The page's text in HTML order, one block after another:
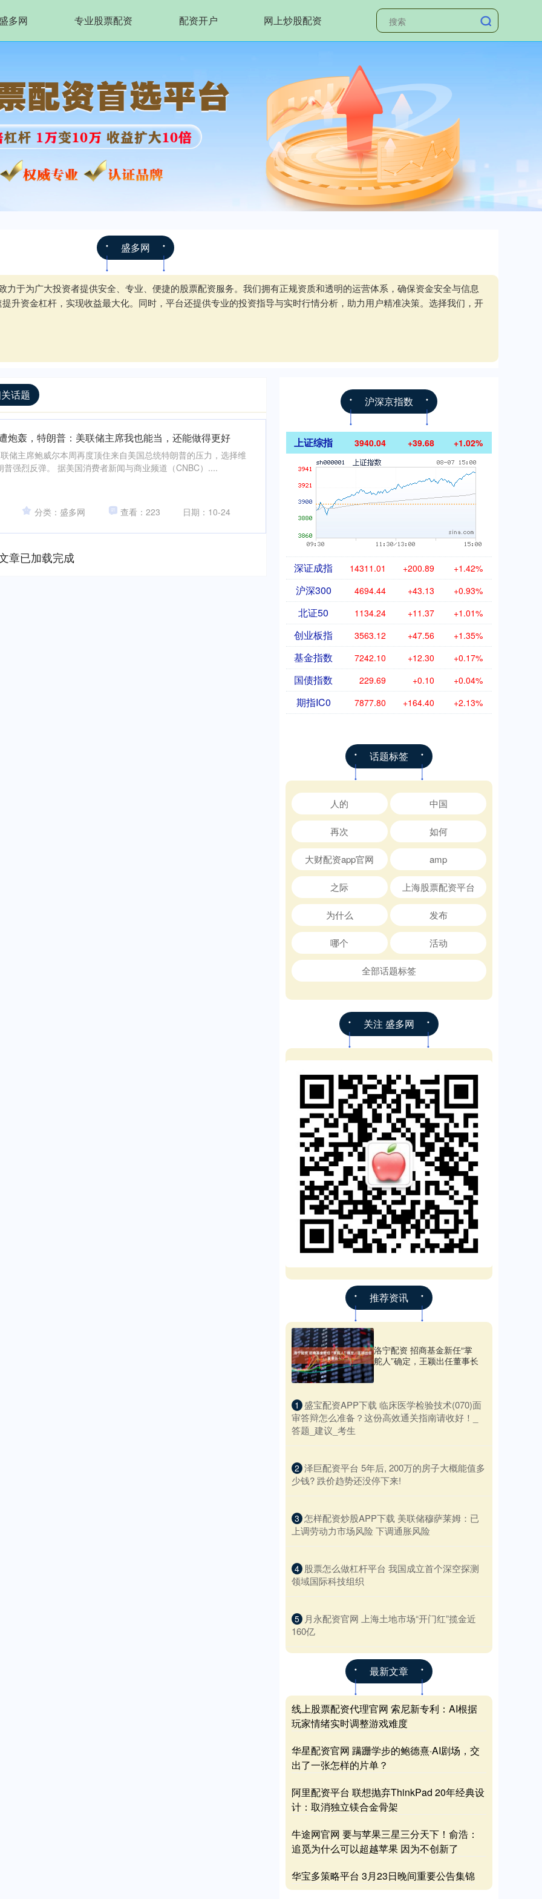
多网 专业股票配资 配资开户 网上炒股配资
盛多网
于为广大投资者提供安全、专业、便捷的股票配资服务。我们拥有正规资质和透明的运营体系，确保资金安全与信息
升资金杠杆，实现收益最大化。同时，平台还提供专业的投资指导与实时行情分析，助力用户精准决策。选择我们，开
话题
炮轰，特朗普：美联储主席我也能当，还能做得更好
储主席鲍威尔本周再度顶住来自美国总统特朗普的压力，选择维
强烈反弹。 据美国消费者新闻与商业频道（CNBC）....
分类：盛多网 查看：223 日期：10-24
章已加载完成
沪深京指数
上证综指 3940.04 +39.68 +1.02%
深证成指 14311.01 +200.89 +1.42%
沪深300 4694.44 +43.13 +0.93%
北证50 1134.24 +11.37 +1.01%
创业板指 3563.12 +47.56 +1.35%
基金指数 7242.10 +12.30 +0.17%
国债指数 229.69 +0.10 +0.04%
期指IC0 7877.80 +164.40 +2.13%
话题标签
人的 中国
再次 如何
大财配资app官网 amp
之际 上海股票配资平台
为什么 发布
哪个 活动
全部话题标签
关注 盛多网
推荐资讯
洛宁配资 招商基金新任“掌
舵人”确定，王颖出任董事长
1 ​盛宝配资APP下载 临床医学检验技术(070)面
审答辩怎么准备？这份高效通关指南请收好！_
答题_建议_考生
2 ​泽巨配资平台 5年后, 200万的房子大概能值多
少钱? 跌价趋势还没停下来!
3 ​怎样配资炒股APP下载 美联储穆萨莱姆：已
上调劳动力市场风险 下调通胀风险
4 ​股票怎么做杠杆平台 我国成立首个深空探测
领域国际科技组织
5 ​月永配资官网 上海土地市场“开门红”揽金近
160亿
最新文章
线上股票配资代理官网 索尼新专利：AI根据
玩家情绪实时调整游戏难度
华星配资官网 蹒跚学步的鲍德熹·AI剧场，交
出了一张怎样的片单？
阿里配资平台 联想抛弃ThinkPad 20年经典设
计：取消独立镁合金骨架
牛途网官网 要与苹果三星三分天下！俞浩：
追觅为什么可以超越苹果 因为不创新了
华宝多策略平台 3月23日晚间重要公告集锦